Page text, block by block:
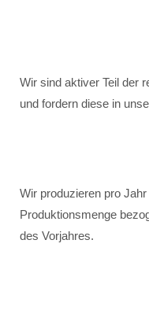
Wir sind aktiver Teil der
und fordern diese in
Wir produzieren pro
Produktionsmenge
des Vorjahres.